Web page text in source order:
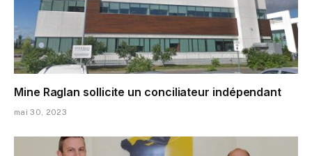
Mine Raglan sollicite un conciliateur indépendant
mai 30, 2023